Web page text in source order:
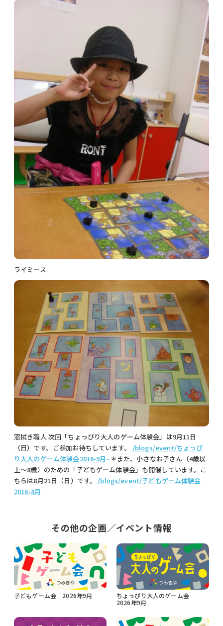
ライミース
窓拭き職人 次回「ちょっぴり大人のゲーム体験会」は9月11日
（日）です。ご参加お待ちしています。 /blogs/event/ちょっぴ
り大人のゲーム体験会2016-9月- ＊また、小さなお子さん（4歳以
上〜8歳）のための「子どもゲーム体験会」も開催しています。こ
ちらは8月21日（日）です。 /blogs/event/子どもゲーム体験会
2016-8月
その他の企画／イベント情報
子どもゲーム会 2026年9月
ちょっぴり大人のゲーム会
2026年9月